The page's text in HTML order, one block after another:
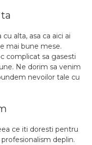
alta, asa ca aici ai
mai bune mese.
complicat sa gasesti
Ne dorim sa venim
nevoilor tale cu
ce iti doresti pentru
deplin.